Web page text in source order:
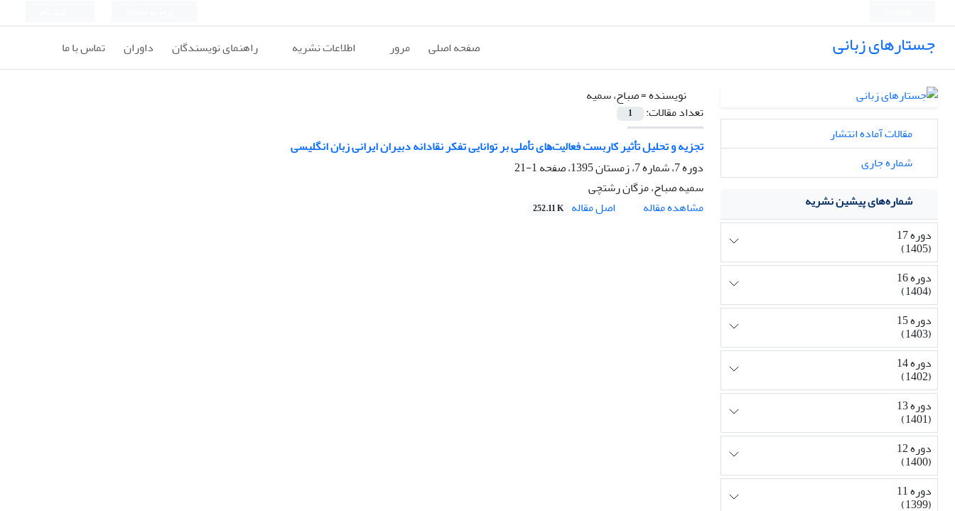
جستارهای زبانی صفحه اصلی مرور اطلاعات نشریه راهنمای نویسندگان داوران تماس با ما
نویسنده =صباح، سمیه
تعداد مقالات:
1
تجزیه و تحلیل ﺗﺄثیر کاربست فعاﻟﻳتﻫای تأملی بر توانایی تفکر نقادانه دبیران ایرانی زبان انگلیسی
دوره 7، شماره 7، زمستان 1395، صفحه
1-21
سمیه صباح، مزگان رشتچی
مشاهده مقاله
اصل مقاله 252.11 K
مقالات آماده انتشار
شماره جاری
شماره‌های پیشین نشریه
دوره 17
(1405)
دوره 16
(1404)
دوره 15
(1403)
دوره 14
(1402)
دوره 13
(1401)
دوره 12
(1400)
دوره 11
(1399)